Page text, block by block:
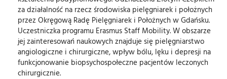
za działalność na rzecz środowiska pielęgniarek i położnych
przez Okręgową Radę Pielęgniarek i Położnych w Gdańsku.
Uczestniczka programu Erasmus Staff Mobility. W obszarze
jej zainteresowań naukowych znajduje się pielęgniarstwo
angiologiczne i chirurgiczne, wpływ bólu, lęku i depresji na
funkcjonowanie biopsychospołeczne pacjentów leczonych
chirurgicznie.